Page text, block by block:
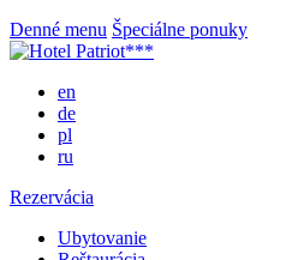
Denné menu Špeciálne ponuky
en
de
pl
ru
Rezervácia
Ubytovanie